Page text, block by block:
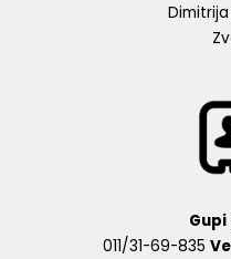
011/31-69-835